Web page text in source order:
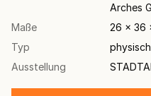
Arches
Maße
26 × 36
Typ
physisch
Ausstellung